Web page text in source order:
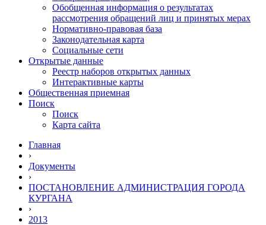
Обобщенная информация о результатах
рассмотрения обращений лиц и принятых мерах
Нормативно-правовая база
Законодательная карта
Социальные сети
Открытые данные
Реестр наборов открытых данных
Интерактивные карты
Общественная приемная
Поиск
Поиск
Карта сайта
Главная
›
Документы
›
ПОСТАНОВЛЕНИЕ АДМИНИСТРАЦИЯ ГОРОДА
КУРГАНА
›
2013